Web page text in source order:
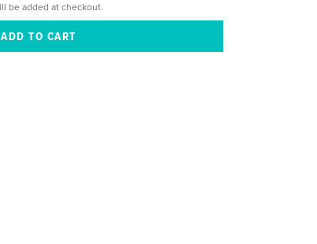
be added at checkout.